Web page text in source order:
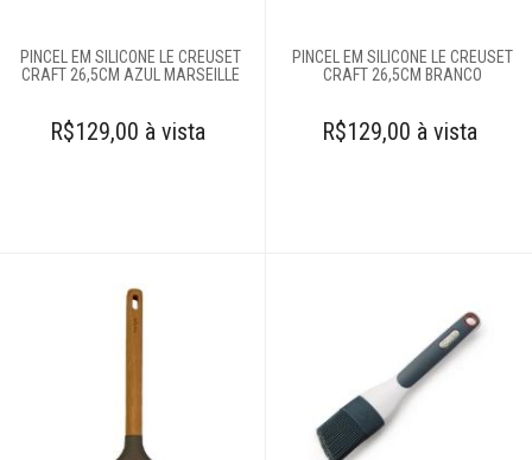
Espátulas e
Espremedores de
Fatiadores
manuais
Jogo trinchante
PINCEL EM SILICONE LE CREUSET
CRAFT 26,5CM AZUL MARSEILLE
R$129,00 à vista
PINCEL EM SILICONE LE CREUSET
CRAFT 26,5CM BRANCO
R$129,00 à vista